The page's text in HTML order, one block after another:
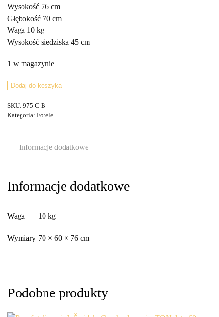
Wysokość 76 cm
Głębokość 70 cm
Waga 10 kg
Wysokość siedziska 45 cm
1 w magazynie
ilość
TON,
Czechosłowacja,
Dodaj do koszyka
SKU: 975 C-B
Kategoria: Fotele
Informacje dodatkowe
Informacje dodatkowe
Waga 10 kg
Wymiary 70 × 60 × 76 cm
Podobne produkty